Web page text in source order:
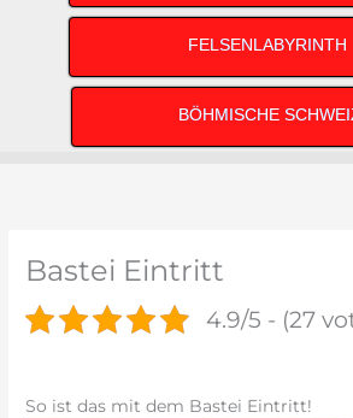
FELSENLABYRINTH
BÖHMISCHE
Bastei Eintritt
4.9/5 - (27
So ist das mit dem Bastei Eintritt!